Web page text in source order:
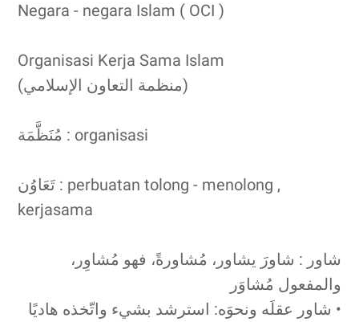
Negara - negara Islam ( OCI )
Organisasi Kerja Sama Islam
(منظمة التعاون الإسلامي)
مُنَظَّمَة : organisasi
تَعَاوُن : perbuatan tolong - menolong ,
kerjasama
شاور : شاورَ يشاور، مُشاورةً، فهو مُشاوِر،
والمفعول مُشاوَر
• شاور عقلَه ونحوَه: استرشد بشيء واتّخذه هاديًا